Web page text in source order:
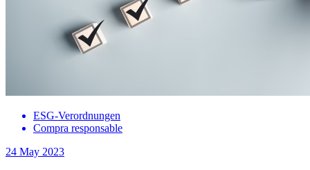
ESG-Verordnungen
Compra responsable
24 May 2023